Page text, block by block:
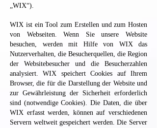
„WIX“).
WIX ist ein Tool zum Erstellen und zum Hosten
von Webseiten. Wenn Sie unsere Website
besuchen, werden mit Hilfe von WIX das
Nutzerverhalten, die Besucherquellen, die Region
der Websitebesucher und die Besucherzahlen
analysiert. WIX speichert Cookies auf Ihrem
Browser, die für die Darstellung der Website und
zur Gewährleistung der Sicherheit erforderlich
sind (notwendige Cookies). Die Daten, die über
WIX erfasst werden, können auf verschiedenen
Servern weltweit gespeichert werden. Die Server